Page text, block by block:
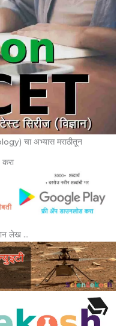
चा अभ्यास मराठीतून
लेख …